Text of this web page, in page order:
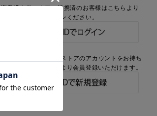
楽天IDを当ストアに連携済のお客様はこちらより
ログインください。
楽天IDをお持ちで、当ストアのアカウントをお持ち
でないお客様はこちらより会員登録いただけます。